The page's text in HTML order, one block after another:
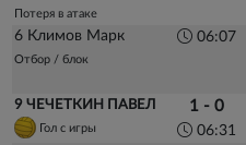
Потеря в атаке
6 Климов Марк
Отбор / блок
06:07
9 ЧЕЧЕТКИН ПАВЕЛ
Гол с игры
1 - 0
06:31